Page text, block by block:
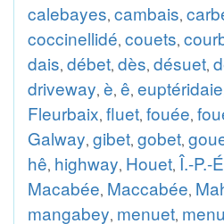
calebayes, cambais,
coccinellidé, couets,
dais, débet, dès, désuet,
driveway, è, ê, euptéridaie
Fleurbaix, fluet, fouée,
Galway, gibet, gobet,
hê, highway, Houet, Î.-P.-
Macabée, Maccabée,
mangabey, menuet,